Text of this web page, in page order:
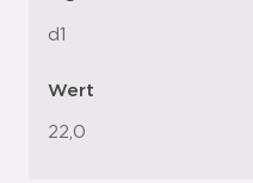
d1
Wert
22,0